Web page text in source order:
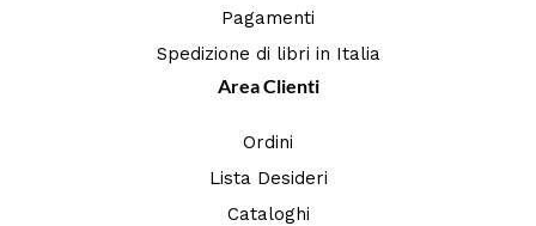
Pagamenti
Spedizione di libri in Italia
Area Clienti
Ordini
Lista Desideri
Cataloghi